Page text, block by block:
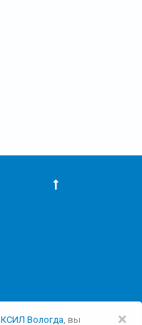
×
КСИЛ Вологда, вы